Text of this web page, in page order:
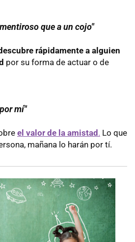
que a un cojo"
rápidamente a alguien
por su forma de actuar o de
mí"
el valor de la amistad. Lo que
mañana lo harán por tí.